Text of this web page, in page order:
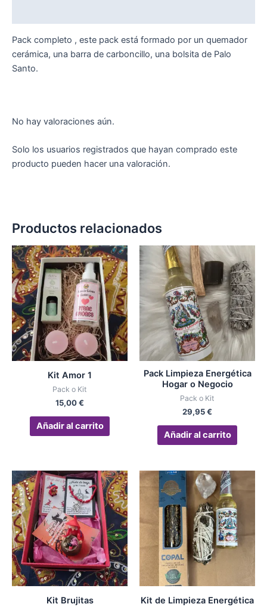
Pack completo , este pack está formado por un quemador
cerámica, una barra de carboncillo, una bolsita de Palo
Santo.
No hay valoraciones aún.
Solo los usuarios registrados que hayan comprado este
producto pueden hacer una valoración.
Productos relacionados
Kit Amor 1
Pack o Kit
15,00€
Añadir al carrito
Pack Limpieza Energética
Hogar o Negocio
Pack o Kit
29,95€
Añadir al carrito
Kit Brujitas Kit de Limpieza Energética